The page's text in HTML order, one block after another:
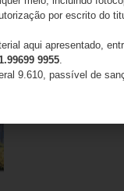
por escrito do
aqui apresentado,
9955
9.610, passível de